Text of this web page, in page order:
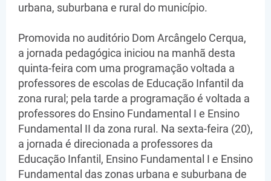
urbana, suburbana e rural do município.
Promovida no auditório Dom Arcângelo Cerqua,
a jornada pedagógica iniciou na manhã desta
quinta-feira com uma programação voltada a
professores de escolas de Educação Infantil da
zona rural; pela tarde a programação é voltada a
professores do Ensino Fundamental I e Ensino
Fundamental II da zona rural. Na sexta-feira (20),
a jornada é direcionada a professores da
Educação Infantil, Ensino Fundamental I e Ensino
Fundamental das zonas urbana e suburbana de